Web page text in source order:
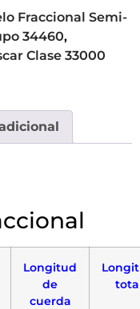
Fraccional Semi-
34460,
Clase 33000
Longitud
de
cuerda